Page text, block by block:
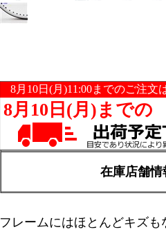
在庫店舗情
フレームにはほとんどキズも